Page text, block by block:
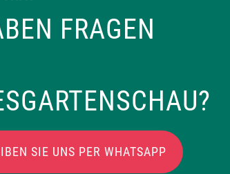
FRAGEN
SIE UNS PER WHATSAPP